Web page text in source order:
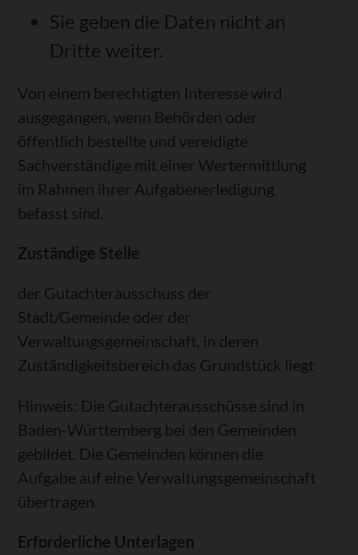
Sie geben die Daten nicht an
Dritte weiter.
Von einem berechtigten Interesse wird
ausgegangen, wenn Behörden oder
öffentlich bestellte und vereidigte
Sachverständige mit einer Wertermittlung
im Rahmen ihrer Aufgabenerledigung
befasst sind.
Zuständige Stelle
der Gutachterausschuss der
Stadt/Gemeinde oder der
Verwaltungsgemeinschaft, in deren
Zuständigkeitsbereich das Grundstück liegt
Hinweis: Die Gutachterausschüsse sind in
Baden-Württemberg bei den Gemeinden
gebildet. Die Gemeinden können die
Aufgabe auf eine Verwaltungsgemeinschaft
übertragen.
Erforderliche Unterlagen